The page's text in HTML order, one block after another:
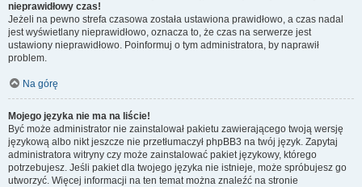
nieprawidłowy czas!
Jeżeli na pewno strefa czasowa została ustawiona prawidłowo, a czas nadal
jest wyświetlany nieprawidłowo, oznacza to, że czas na serwerze jest
ustawiony nieprawidłowo. Poinformuj o tym administratora, by naprawił
problem.
Na górę
Mojego języka nie ma na liście!
Być może administrator nie zainstalował pakietu zawierającego twoją wersję
językową albo nikt jeszcze nie przetłumaczył phpBB3 na twój język. Zapytaj
administratora witryny czy może zainstalować pakiet językowy, którego
potrzebujesz. Jeśli pakiet dla twojego języka nie istnieje, może spróbujesz go
utworzyć. Więcej informacji na ten temat można znaleźć na stronie